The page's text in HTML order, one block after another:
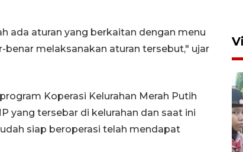
ada aturan yang berkaitan dengan menu
benar melaksanakan aturan tersebut," ujar
Koperasi Kelurahan Merah Putih
yang tersebar di kelurahan dan saat ini
siap beroperasi telah mendapat